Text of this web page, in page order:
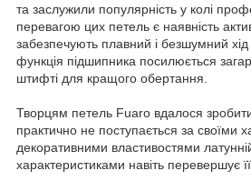
та заслужили популярність у колі
перевагою цих петель є наявність
забезпечують плавний і безшумний хід
функція підшипника посилюється
штифті для кращого обертання.
Творцям петель Fuaro вдалося
практично не поступається за своїми
декоративними властивостями
характеристиками навіть перевершує її.